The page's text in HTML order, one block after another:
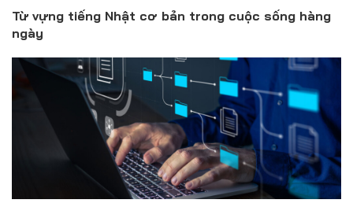
Từ vựng tiếng Nhật cơ bản trong cuộc sống hàng
ngày